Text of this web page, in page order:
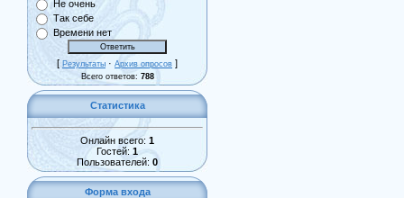
Не очень
Так себе
Времени нет
[ Результаты · Архив опросов ]
Всего ответов: 788
Статистика
Онлайн всего: 1
Гостей: 1
Пользователей: 0
Форма входа